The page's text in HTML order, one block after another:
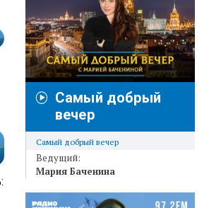
Самый добрый
вечер
Самый добрый вечер
Ведущий:
Мария Баченина